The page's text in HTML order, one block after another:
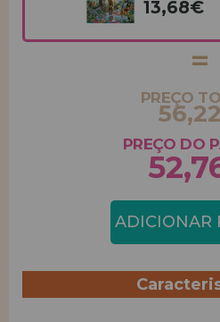
13,68€
PREÇO
PREÇO DO
ADICIONAR